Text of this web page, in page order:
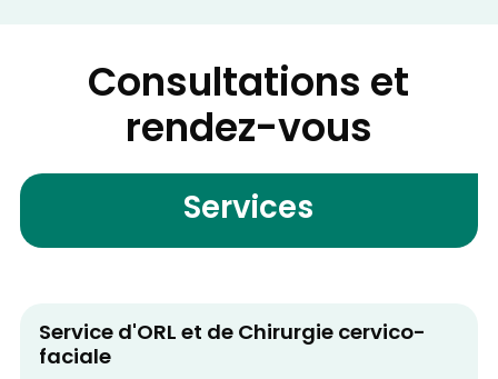
Consultations et
rendez-vous
Services
Service d'ORL et de Chirurgie cervico-
faciale